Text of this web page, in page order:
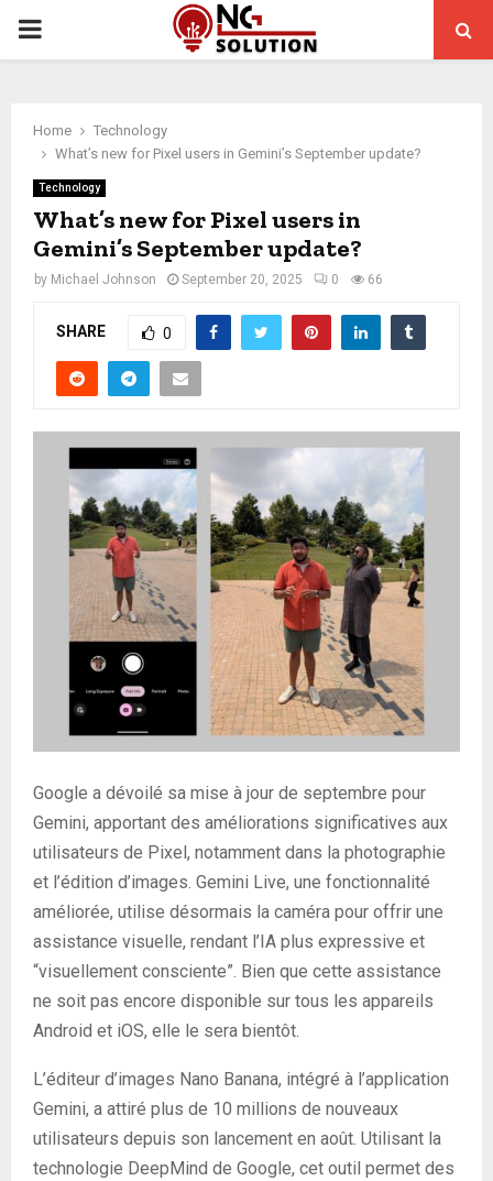
PRIMARY
Home
Technology
What’s new for Pixel users in Gemini’s September update?
Technology
What’s new for Pixel users in
Gemini’s September update?
by Michael Johnson September 20, 2025 0 66
SHARE 0
Google a dévoilé sa mise à jour de septembre pour
Gemini, apportant des améliorations significatives aux
utilisateurs de Pixel, notamment dans la photographie
et l’édition d’images. Gemini Live, une fonctionnalité
améliorée, utilise désormais la caméra pour offrir une
assistance visuelle, rendant l’IA plus expressive et
“visuellement consciente”. Bien que cette assistance
ne soit pas encore disponible sur tous les appareils
Android et iOS, elle le sera bientôt.
L’éditeur d’images Nano Banana, intégré à l’application
Gemini, a attiré plus de 10 millions de nouveaux
utilisateurs depuis son lancement en août. Utilisant la
technologie DeepMind de Google, cet outil permet des